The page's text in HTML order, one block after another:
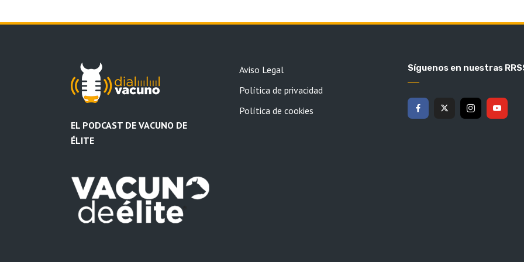
EL PODCAST DE VACUNO DE
ÉLITE
Aviso Legal
Política de privacidad
Política de cookies
Síguenos en nuestras